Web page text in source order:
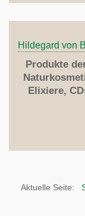
Hildegard von
Produkte
Elixiere,
Aktuelle Seite: